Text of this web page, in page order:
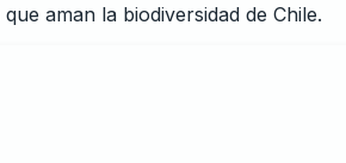
aman la biodiversidad de Chile.